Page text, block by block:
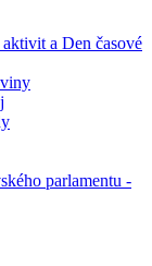
a Den časové
parlamentu -